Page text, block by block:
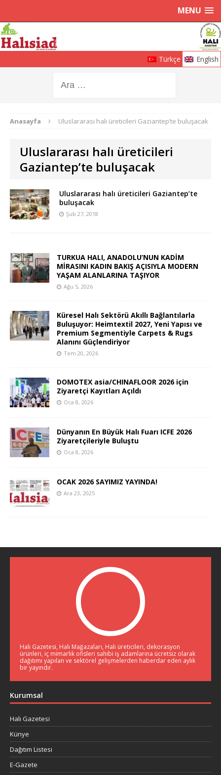
MENU
Türkçe English
Anasayfa Uluslararası halı üreticileri Gaziantep’te buluşacak
Uluslararası halı üreticileri
Gaziantep’te buluşacak
Uluslararası halı üreticileri Gaziantep’te
buluşacak
Şub 27, 2018
TURKUA HALI, ANADOLU’NUN KADİM
MİRASINI KADIN BAKIŞ AÇISIYLA MODERN
YAŞAM ALANLARINA TAŞIYOR
Ağu 5, 2026
Küresel Halı Sektörü Akıllı Bağlantılarla
Buluşuyor: Heimtextil 2027, Yeni Yapısı ve
Premium Segmentiyle Carpets & Rugs
Alanını Güçlendiriyor
Tem 20, 2026
DOMOTEX asia/CHINAFLOOR 2026 için
Ziyaretçi Kayıtları Açıldı
Oca 8, 2026
Dünyanın En Büyük Halı Fuarı ICFE 2026
Ziyaretçileriyle Buluştu
Oca 8, 2026
OCAK 2026 SAYIMIZ YAYINDA!
Ara 23, 2025
Halı Gazetesi, Halı Mağazaları, Halı üreticileri, dekorasyon
ürünleri, iç mimarlık ofisleri sahibi iş adamlarına ücretsiz olarak
dağıtımı yapılan ve sektörel gelişmelerden haberdar eden aylık
bir yayındır.
Kurumsal
Halı Gazetesi
Künye
Dağıtım Listesi
E-Gazete